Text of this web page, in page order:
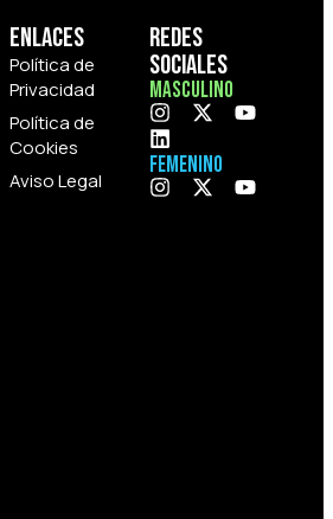
Enlaces
Política de
Privacidad
Política de
Cookies
Aviso Legal
Redes
Sociales
Masculino
Femenino